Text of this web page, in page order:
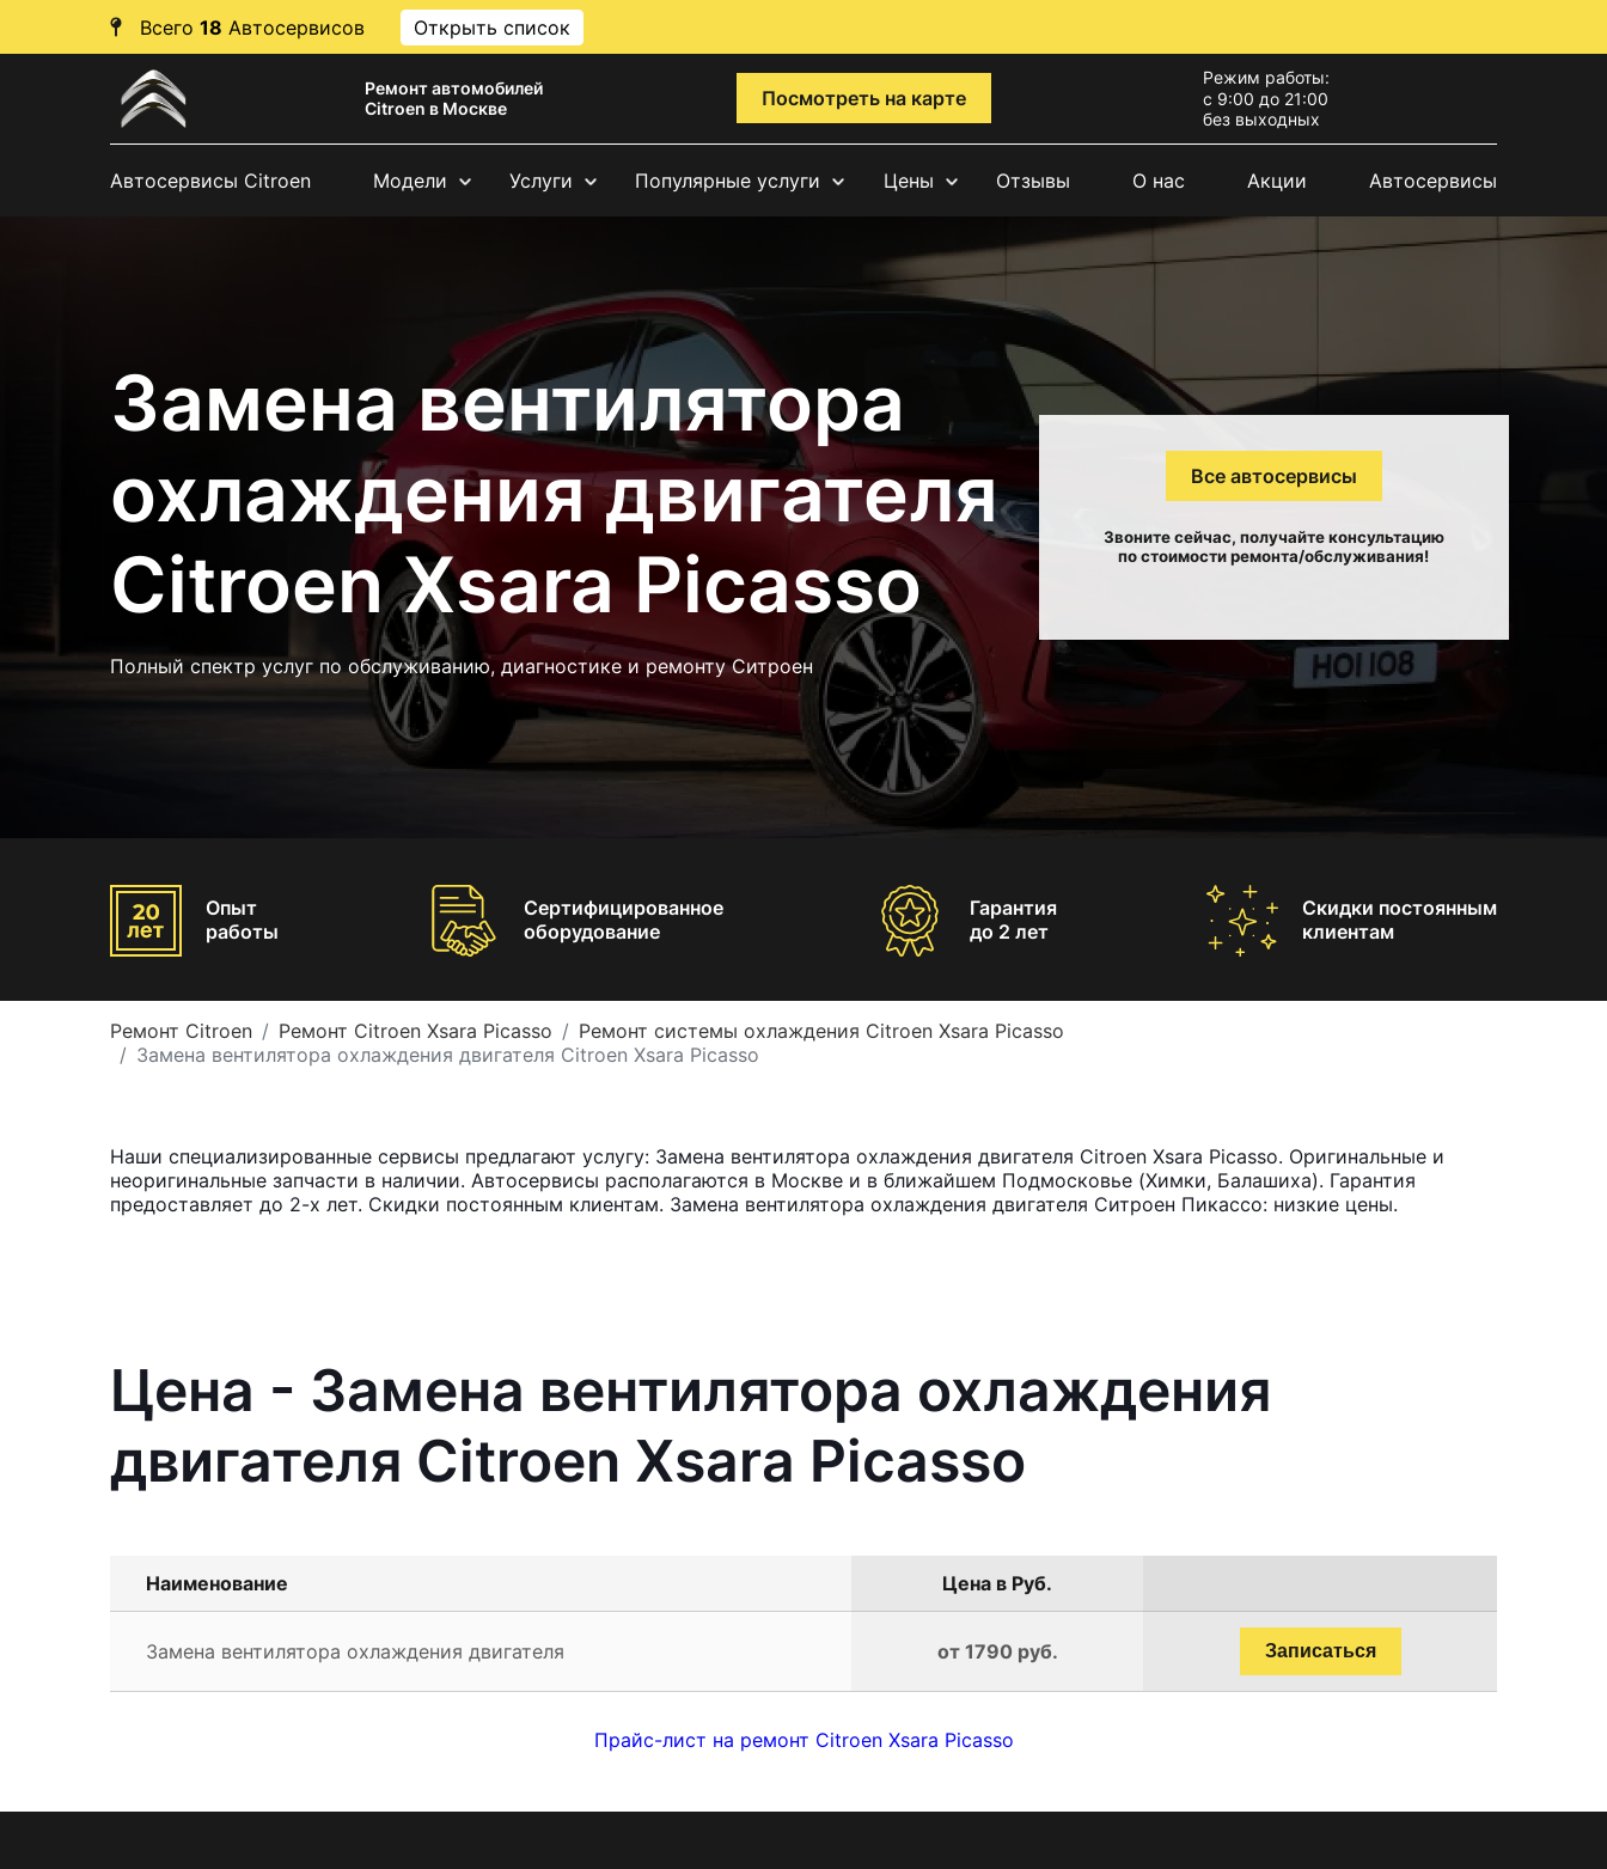
Всего 18 Автосервисов Открыть список
Ремонт автомобилей
Citroen в Москве
Посмотреть на карте
Режим работы:
с 9:00 до 21:00
без выходных
Автосервисы Citroen Модели Услуги Популярные услуги Цены Отзывы О нас Акции Автосервисы
Замена вентилятора
охлаждения двигателя
Citroen Xsara Picasso
Полный спектр услуг по обслуживанию, диагностике и ремонту Ситроен
Все автосервисы
Звоните сейчас, получайте консультацию
по стоимости ремонта/обслуживания!
Опыт
работы
Сертифицированное
оборудование
Гарантия
до 2 лет
Скидки постоянным
клиентам
Ремонт Citroen Ремонт Citroen Xsara Picasso
Ремонт системы охлаждения Citroen Xsara Picasso
Замена вентилятора охлаждения двигателя Citroen Xsara Picasso
Наши специализированные сервисы предлагают услугу: Замена вентилятора охлаждения двигателя Citroen Xsara Picasso. Оригинальные и
неоригинальные запчасти в наличии. Автосервисы располагаются в Москве и в ближайшем Подмосковье (Химки, Балашиха). Гарантия
предоставляет до 2-х лет. Скидки постоянным клиентам. Замена вентилятора охлаждения двигателя Ситроен Пикассо: низкие цены.
Цена - Замена вентилятора охлаждения
двигателя Citroen Xsara Picasso
Наименование Цена в Руб.
Замена вентилятора охлаждения двигателя от 1790 руб. Записаться
Прайс-лист на ремонт Citroen Xsara Picasso